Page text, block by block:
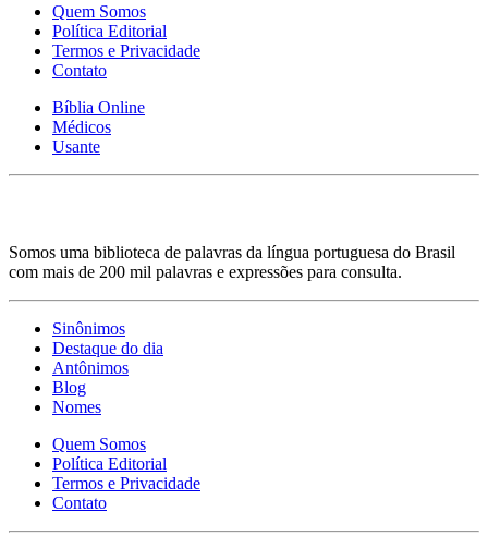
Quem Somos
Política Editorial
Termos e Privacidade
Contato
Bíblia Online
Médicos
Usante
Somos uma biblioteca de palavras da língua portuguesa do Brasil
com mais de 200 mil palavras e expressões para consulta.
Sinônimos
Destaque do dia
Antônimos
Blog
Nomes
Quem Somos
Política Editorial
Termos e Privacidade
Contato